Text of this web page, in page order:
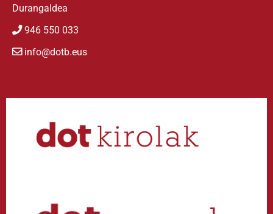
Durangaldea
946 550 033
info@dotb.eus